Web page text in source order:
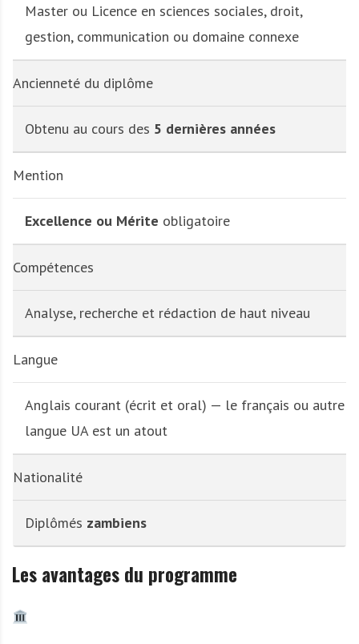
Master ou Licence en sciences sociales, droit,
gestion, communication ou domaine connexe
Ancienneté du diplôme
Obtenu au cours des 5 dernières années
Mention
Excellence ou Mérite obligatoire
Compétences
Analyse, recherche et rédaction de haut niveau
Langue
Anglais courant (écrit et oral) — le français ou autre
langue UA est un atout
Nationalité
Diplômés zambiens
Les avantages du programme